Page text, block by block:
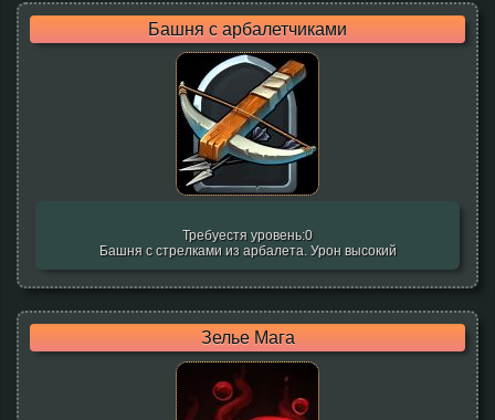
Башня с арбалетчиками
Требуестя уровень:0
Башня с стрелками из арбалета. Урон высокий
Зелье Мага